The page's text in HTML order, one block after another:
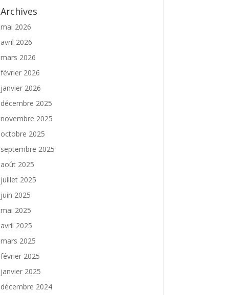
Archives
mai 2026
avril 2026
mars 2026
février 2026
janvier 2026
décembre 2025
novembre 2025
octobre 2025
septembre 2025
août 2025
juillet 2025
juin 2025
mai 2025
avril 2025
mars 2025
février 2025
janvier 2025
décembre 2024